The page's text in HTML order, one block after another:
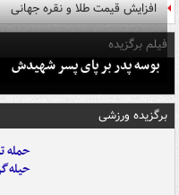
افزایش قیمت طلا و نقره جهانی
فیلم برگزیده
بوسه‌ پدر بر پای پسر شهیدش
برگزیده ورزشی
حمله